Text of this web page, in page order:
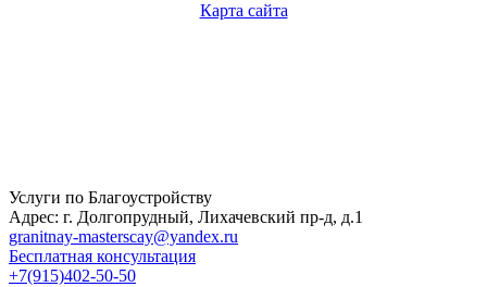
Карта сайта
Услуги по Благоустройству
Адрес: г. Долгопрудный, Лихачевский пр-д, д.1
granitnay-masterscay@yandex.ru
Бесплатная консультация
+7(915)402-50-50